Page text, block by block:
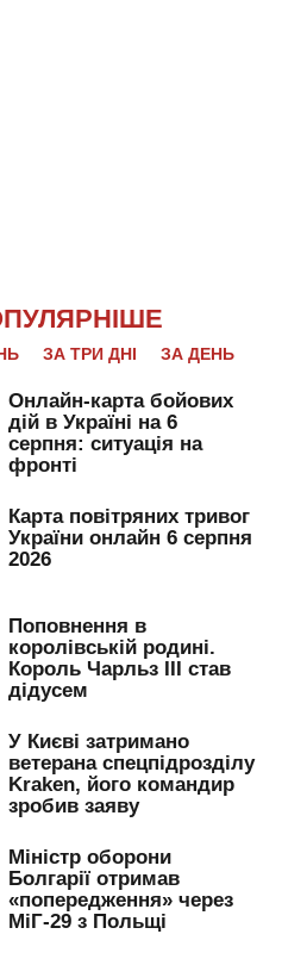
ЗА ТРИ ДНІ ЗА ДЕНЬ
Онлайн-карта бойових
дій в Україні на 6
серпня: ситуація на
фронті
Карта повітряних тривог
України онлайн 6 серпня
2026
Поповнення в
королівській родині.
Король Чарльз III став
дідусем
У Києві затримано
ветерана спецпідрозділу
Kraken, його командир
зробив заяву
Міністр оборони
Болгарії отримав
«попередження» через
МіГ-29 з Польщі